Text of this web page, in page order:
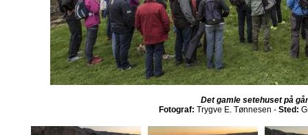
Det gamle setehuset på
Fotograf: Trygve E. Tønnesen - Sted: